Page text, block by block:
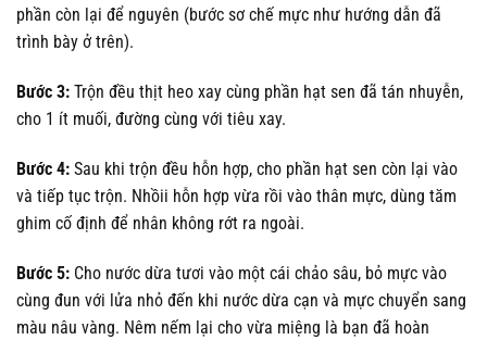
phần còn lại để nguyên (bước sơ chế mực như hướng dẫn đã
trình bày ở trên).
Bước 3: Trộn đều thịt heo xay cùng phần hạt sen đã tán nhuyễn,
cho 1 ít muối, đường cùng với tiêu xay.
Bước 4: Sau khi trộn đều hỗn hợp, cho phần hạt sen còn lại vào
và tiếp tục trộn. Nhồii hỗn hợp vừa rồi vào thân mực, dùng tăm
ghim cố định để nhân không rớt ra ngoài.
Bước 5: Cho nước dừa tươi vào một cái chảo sâu, bỏ mực vào
cùng đun với lửa nhỏ đến khi nước dừa cạn và mực chuyển sang
màu nâu vàng. Nêm nếm lại cho vừa miệng là bạn đã hoàn